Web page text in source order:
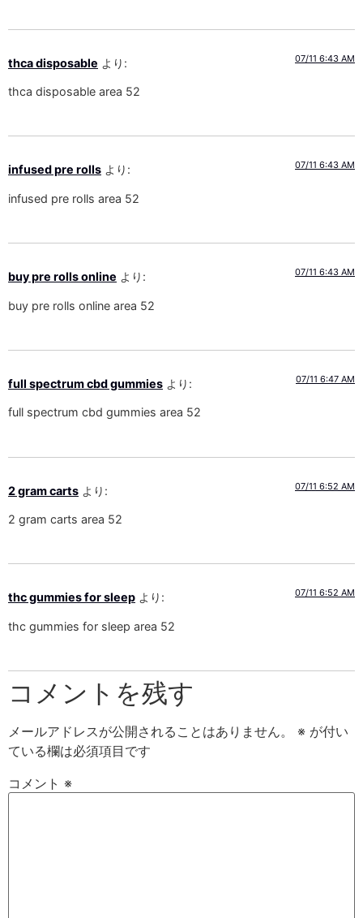
thca disposable より: 07/11 6:43 AM
thca disposable area 52
infused pre rolls より: 07/11 6:43 AM
infused pre rolls area 52
buy pre rolls online より: 07/11 6:43 AM
buy pre rolls online area 52
full spectrum cbd gummies より: 07/11 6:47 AM
full spectrum cbd gummies area 52
2 gram carts より: 07/11 6:52 AM
2 gram carts area 52
thc gummies for sleep より: 07/11 6:52 AM
thc gummies for sleep area 52
コメントを残す
メールアドレスが公開されることはありません。 ※ が付い
ている欄は必須項目です
コメント ※